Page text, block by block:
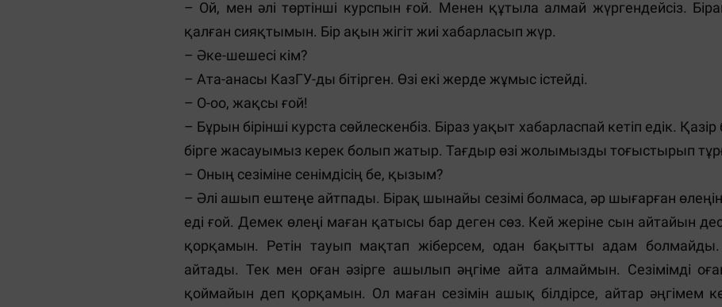
– Ой, мен әлі төртінші курспын ғой. Менен құтыла алмай жүргендейсіз.
қалған сияқтымын. Бір ақын жігіт жиі хабарласып жүр.
– Әке-шешесі кім?
– Ата-анасы КазГУ-ды бітірген. Өзі екі жерде жұмыс істейді.
– О-оо, жақсы ғой!
– Бұрын бірінші курста сөйлескенбіз. Біраз уақыт хабарласпай кетіп едік.
бірге жасауымыз керек болып жатыр. Тағдыр өзі жолымызды тоғыстырып
– Оның сезіміне сенімдісің бе, қызым?
– Әлі ашып ештеңе айтпады. Бірақ шынайы сезімі болмаса, әр шығарған өлеңін
еді ғой. Демек өлеңі маған қатысы бар деген сөз. Кей жеріне сын айтайын
қорқамын. Ретін тауып мақтап жіберсем, одан бақытты адам
айтады. Тек мен оған әзірге ашылып әңгіме айта алмаймын. Сезімімді оған
қоймайын деп қорқамын. Ол маған сезімін ашық білдірсе, айтар әңгімем